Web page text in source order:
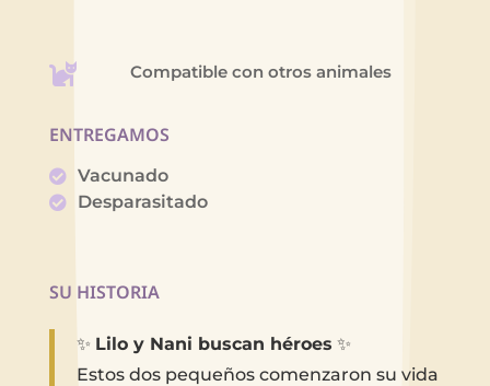
Compatible con otros animales
ENTREGAMOS
Vacunado
Desparasitado
SU HISTORIA
✨ Lilo y Nani buscan héroes ✨
Estos dos pequeños comenzaron su vida